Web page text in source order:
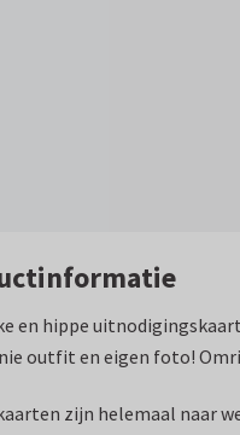
en hippe
outfit en eigen foto!
zijn helemaal naar